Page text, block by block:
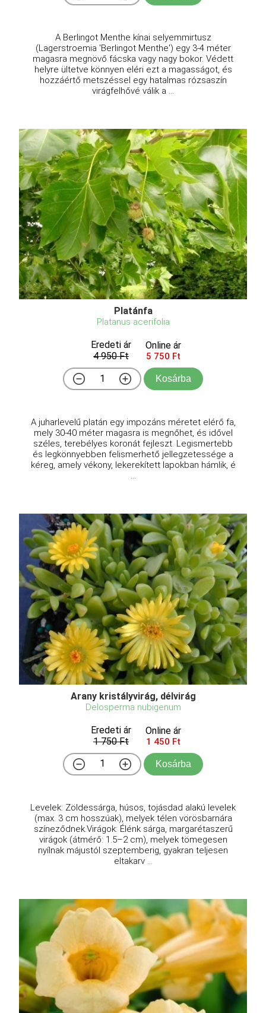
A Berlingot Menthe kínai selyemmirtusz
(Lagerstroemia 'Berlingot Menthe') egy 3-4 méter
magasra megnövő fácska vagy nagy bokor. Védett
helyre ültetve könnyen eléri ezt a magasságot, és
hozzáértő metszéssel egy hatalmas rózsaszín
virágfelhővé válik a ...
Platánfa
Platanus acerifolia
Eredeti ár
4 950 Ft
Online ár
5 750 Ft
Kosárba
A juharlevelű platán egy impozáns méretet elérő fa,
mely 30-40 méter magasra is megnőhet, és idővel
széles, terebélyes koronát fejleszt. Legismertebb
és legkönnyebben felismerhető jellegzetessége a
kéreg, amely vékony, lekerekített lapokban hámlik, é
...
Arany kristályvirág, délvirág
Delosperma nubigenum
Eredeti ár
1 750 Ft
Online ár
1 450 Ft
Kosárba
Levelek: Zöldessárga, húsos, tojásdad alakú levelek
(max. 3 cm hosszúak), melyek télen vörösbarnára
színeződnek.Virágok: Élénk sárga, margarétaszerű
virágok (átmérő: 1.5–2 cm), melyek tömegesen
nyílnak májustól szeptemberig, gyakran teljesen
eltakarv ...